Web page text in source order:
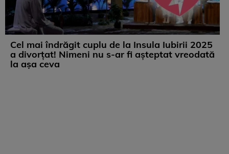
Cel mai îndrăgit cuplu de la Insula Iubirii 2025
a divorțat! Nimeni nu s-ar fi așteptat vreodată
la așa ceva